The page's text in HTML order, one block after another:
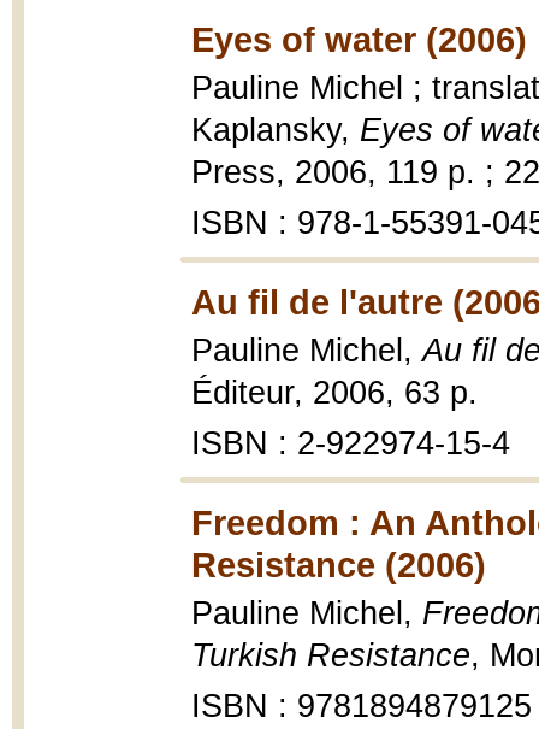
Eyes of water (2006)
Pauline Michel ;
Kaplansky, Eyes of
Press, 2006, 119 p. ;
ISBN : 978-1-55391-
Au fil de l'autre
Pauline Michel,Au fil
Éditeur, 2006, 63 p.
ISBN : 2-922974-15-4
Freedom : An
Resistance (2006)
Pauline Michel,
Turkish Resistance,
ISBN : 9781894879125